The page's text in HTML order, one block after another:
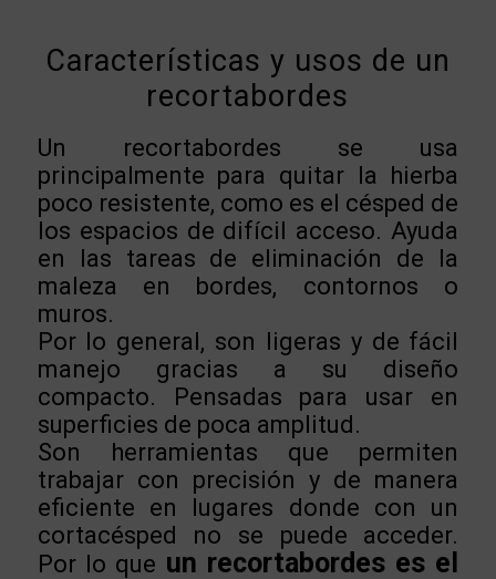
Características y usos de un
recortabordes
Un recortabordes se usa
principalmente para quitar la hierba
poco resistente, como es el césped de
los espacios de difícil acceso. Ayuda
en las tareas de eliminación de la
maleza en bordes, contornos o
muros.
Por lo general, son ligeras y de fácil
manejo gracias a su diseño
compacto. Pensadas para usar en
superficies de poca amplitud.
Son herramientas que permiten
trabajar con precisión y de manera
eficiente en lugares donde con un
cortacésped no se puede acceder.
Por lo que un recortabordes es el